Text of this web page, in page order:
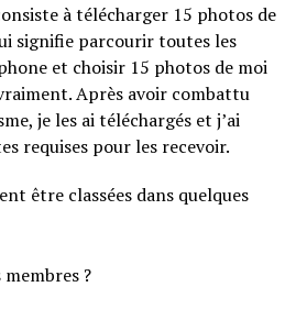
à télécharger 15 photos de
signifie parcourir toutes les
et choisir 15 photos de moi
Après avoir combattu
je les ai téléchargés et j’ai
requises pour les recevoir.
être classées dans quelques
?